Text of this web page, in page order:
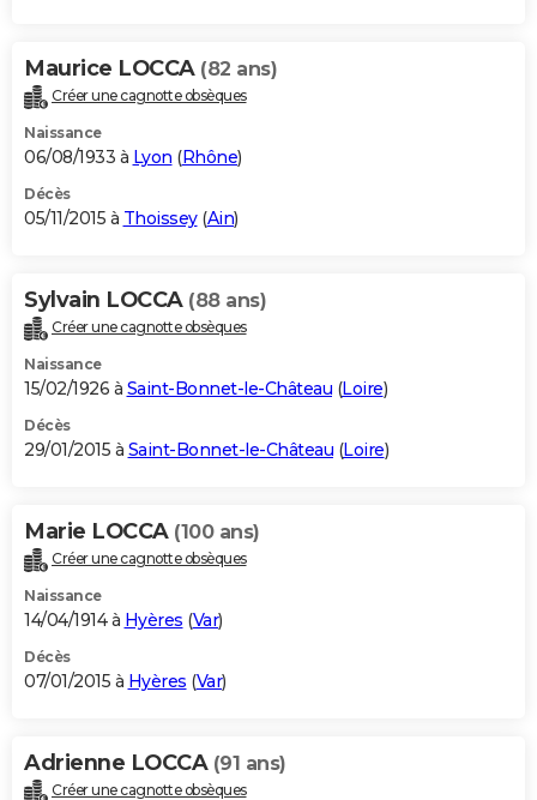
Maurice LOCCA (82 ans)
Créer une cagnotte obsèques
Naissance
06/08/1933 à Lyon (Rhône)
Décès
05/11/2015 à Thoissey(Ain)
Sylvain LOCCA (88 ans)
Créer une cagnotte obsèques
Naissance
15/02/1926 à Saint-Bonnet-le-Château (Loire)
Décès
29/01/2015 à Saint-Bonnet-le-Château (Loire)
Marie LOCCA (100 ans)
Créer une cagnotte obsèques
Naissance
14/04/1914 à Hyères (Var)
Décès
07/01/2015 à Hyères (Var)
Adrienne LOCCA (91 ans)
Créer une cagnotte obsèques